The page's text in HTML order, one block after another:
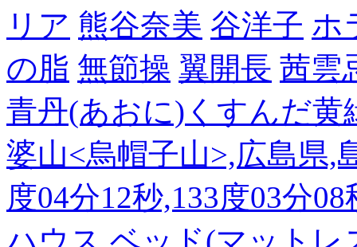
リア 熊谷奈美 谷洋子 ホ
の脂 無節操 翼開長 茜雲
青丹(あおに)くすんだ黄
婆山<烏帽子山>,広島県,
度04分12秒,133度03分